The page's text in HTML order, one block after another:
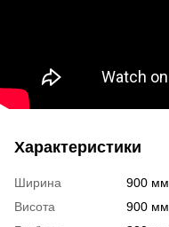
Характеристики
Ширина
900 мм
Висота
900 мм